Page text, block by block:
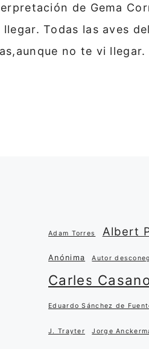
de Gema
Todas las aves
no te vi llegar.
Adam Torres Albert
Anónima Autor
Carles
Eduardo Sánchez de
J. Trayter Jorge